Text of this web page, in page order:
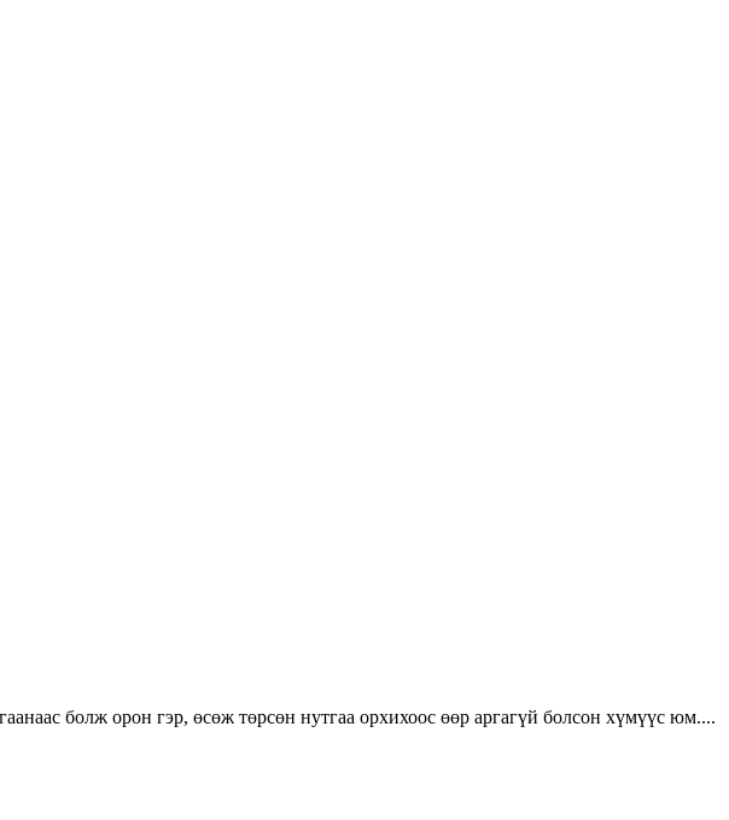
болж орон гэр, өсөж төрсөн нутгаа орхихоос өөр аргагүй болсон хүмүүс юм....